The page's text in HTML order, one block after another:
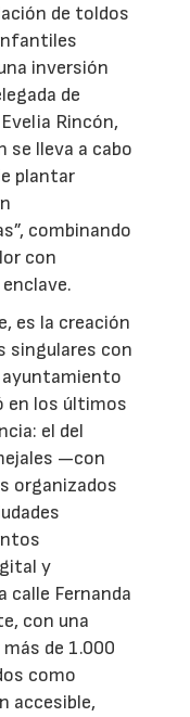
de toldos
inversión
de
Rincón,
se lleva a cabo
plantar
combinando
con
es la creación
singulares con
ayuntamiento
en los últimos
el del
—con
organizados
y
calle Fernanda
con una
de 1.000
como
accesible,